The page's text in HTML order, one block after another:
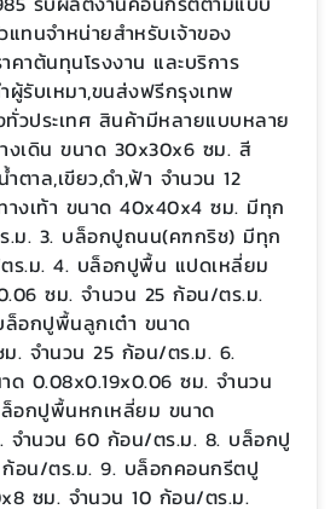
ทนจำหน่ายสำหรับเจ้าของ
คาต้นทุนโรงงาน และบริการ
ผู้รับเหมา,ขนส่งฟรีกรุงเทพ
วประเทศ สินค้ามีหลายแบบหลาย
งเดิน ขนาด 30x30x6 ซม. สี
ตาล,เขียว,ดำ,ฟ้า จำนวน 12
งเท้า ขนาด 40x40x4 ซม. มีทุก
.ม. 3. บล็อกปูถนน(คฑกริช) มีทุก
ร.ม. 4. บล็อกปูพื้น แปดเหลี่ยม
ซม. จำนวน 25 ก้อน/ตร.ม.
ล็อกปูพื้นลูกเต๋า ขนาด
. จำนวน 25 ก้อน/ตร.ม. 6.
ด 0.08x0.19x0.06 ซม. จำนวน
อกปูพื้นหกเหลี่ยม ขนาด
. จำนวน 60 ก้อน/ตร.ม. 8. บล็อกปู
อน/ตร.ม. 9. บล็อกคอนกรีตปู
ซม. จำนวน 10 ก้อน/ตร.ม.